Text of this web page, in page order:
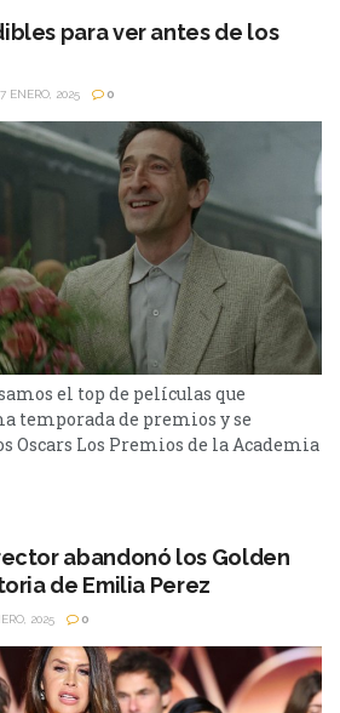
a los Oscar. Entre las más...
para ver antes de los
7 ENERO, 2025 0
el top de películas que
temporada de premios y se
Oscars Los Premios de la Academia
marzo, donde ya habremos podido
que sonaron fuerte en 2024 y
abandonó los Golden
de Emilia Perez
2025 0